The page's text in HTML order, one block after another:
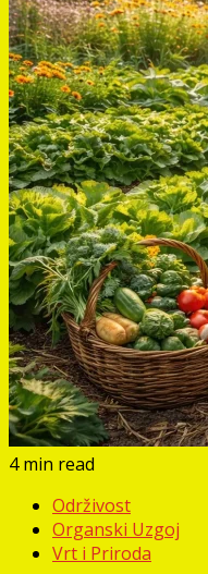
4 min read
Održivost
Organski Uzgoj
Vrt i Priroda